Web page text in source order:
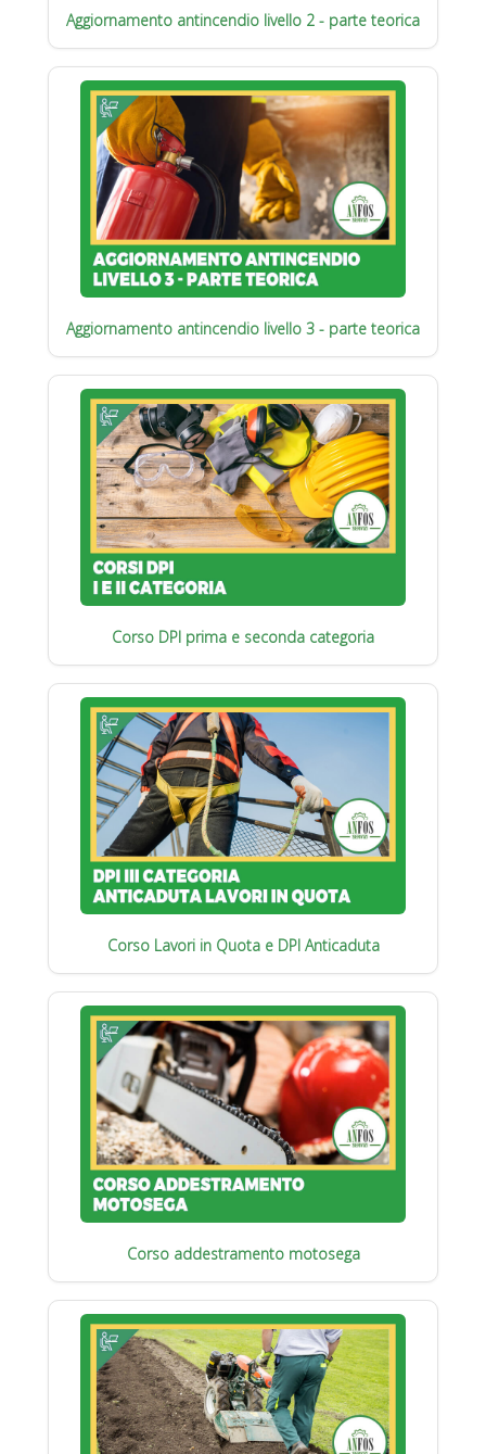
Aggiornamento antincendio livello 2 - parte teorica
Aggiornamento antincendio livello 3 - parte teorica
Corso DPI prima e seconda categoria
Corso Lavori in Quota e DPI Anticaduta
Corso addestramento motosega